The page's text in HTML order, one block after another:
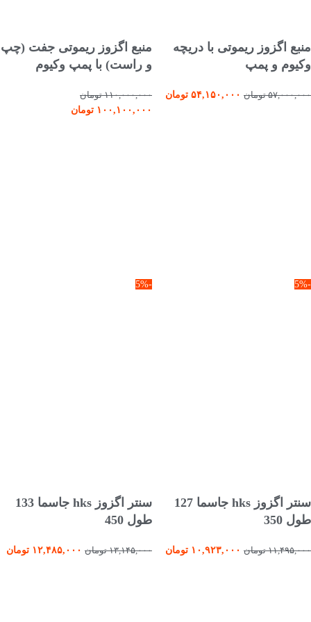
منبع اگزوز ریموتی با دریچه
وکیوم و پمپ
۵۷,۰۰۰,۰۰۰ تومان ۵۴,۱۵۰,۰۰۰ تومان
منبع اگزوز ریموتی جفت (چپ
و راست) با پمپ وکیوم
۱۱۰,۰۰۰,۰۰۰ تومان
۱۰۰,۱۰۰,۰۰۰ تومان
-5%
سنتر اگزوز hks جاسما 127
طول 350
۱۱,۴۹۵,۰۰۰ تومان ۱۰,۹۲۳,۰۰۰ تومان
-5%
سنتر اگزوز hks جاسما 133
طول 450
۱۳,۱۴۵,۰۰۰ تومان ۱۲,۴۸۵,۰۰۰ تومان